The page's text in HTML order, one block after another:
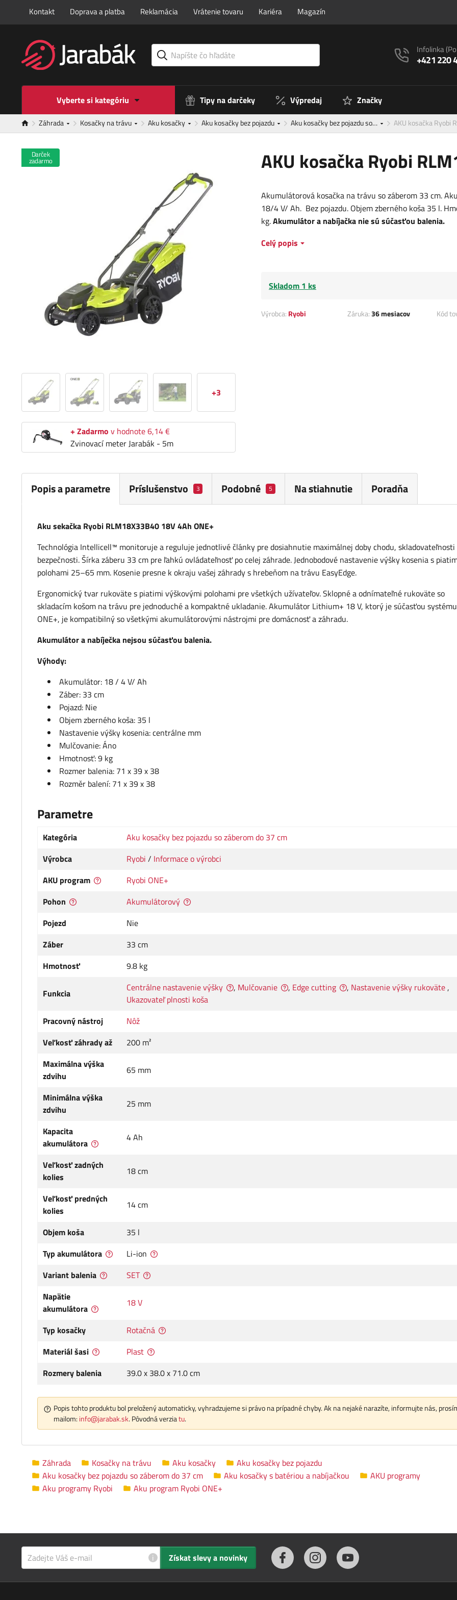
Kontakt Doprava a platba Reklamácia Vrátenie tovaru Kariéra Magazín
Infolinka
+421 220
Vyberte si kategóriu Tipy na darčeky Výpredaj Značky
Záhrada Kosačky na trávu Aku kosačky Aku kosačky bez pojazdu Aku kosačky bez pojazdu so… AKU kosačka Ryobi
AKU kosačka Ryobi
Darček
zadarmo
+3
+ Zadarmo v hodnote 6,14 €
Zvinovací meter Jarabák - 5m
Akumulátorová kosačka na trávu so záberom 33 cm.
18/4 V/ Ah. Bez pojazdu. Objem zberného koša 35 l.
kg.Akumulátor a nabíjačka nie sú súčasťou balenia.
Celý popis
Skladom 1 ks
Výrobca: Ryobi Záruka:36 mesiacov Kód
Popis a parametre Príslušenstvo 3 Podobné 5 Na stiahnutie Poradňa
Aku sekačka Ryobi RLM18X33B40 18V 4Ah ONE+
Technológia Intellicell™ monitoruje a reguluje jednotlivé články pre dosiahnutie maximálnej doby chodu, skladovateľnosti
bezpečnosti. Šírka záberu 33 cm pre ľahkú ovládateľnosť po celej záhrade. Jednobodové nastavenie výšky kosenia s
polohami 25–65 mm. Kosenie presne k okraju vašej záhrady s hrebeňom na trávu EasyEdge.
Ergonomický tvar rukoväte s piatimi výškovými polohami pre všetkých užívateľov. Sklopné a odnímateľné rukoväte so
skladacím košom na trávu pre jednoduché a kompaktné ukladanie. Akumulátor Lithium+ 18 V, ktorý je súčasťou systému
ONE+, je kompatibilný so všetkými akumulátorovými nástrojmi pre domácnosť a záhradu.
Akumulátor a nabíječka nejsou súčasťou balenia.
Výhody:
Akumulátor: 18 / 4 V/ Ah
Záber: 33 cm
Pojazd: Nie
Objem zberného koša: 35 l
Nastavenie výšky kosenia: centrálne mm
Mulčovanie: Áno
Hmotnosť: 9 kg
Rozmer balenia: 71 x 39 x 38
Rozměr balení: 71 x 39 x 38
Parametre
Kategória
Aku kosačky bez pojazdu so záberom do 37 cm
Výrobca
Ryobi / Informace o výrobci
AKU program
Ryobi ONE+
Pohon
Akumulátorový
Pojezd
Nie
Záber
33 cm
Hmotnosť
9.8 kg
Funkcia Centrálne nastavenie výšky , Mulčovanie , Edge cutting , Nastavenie výšky rukoväte,
Ukazovateľ plnosti koša
Pracovný nástroj
Nôž
Veľkosť záhrady až
200 m²
Maximálna výška
zdvihu
65 mm
Minimálna výška
zdvihu
25 mm
Kapacita
akumulátora
4 Ah
Veľkosť zadných
kolies
18 cm
Veľkosť predných
kolies
14 cm
Objem koša
35 l
Typ akumulátora
Li-ion
Variant balenia
SET
Napätie
akumulátora
18 V
Typ kosačky
Rotačná
Materiál šasi
Plast
Rozmery balenia
39.0 x 38.0 x 71.0 cm
Popis tohto produktu bol preložený automaticky, vyhradzujeme si právo na prípadné chyby. Ak na nejaké narazíte, informujte nás,
mailom: info@jarabak.sk. Pôvodná verziatu.
Záhrada Kosačky na trávu Aku kosačky
Aku kosačky bez pojazdu
Aku kosačky bez pojazdu so záberom do 37 cm
Aku kosačky s batériou a nabíjačkou
AKU programy
Aku programy Ryobi
Aku program Ryobi ONE+
i Získat slevy a novinky